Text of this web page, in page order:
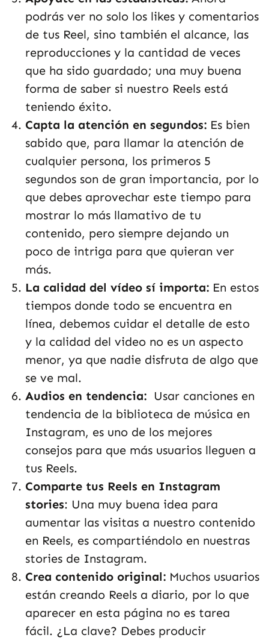
podrás ver no solo los likes y comentarios
de tus Reel, sino también el alcance, las
reproducciones y la cantidad de veces
que ha sido guardado; una muy buena
forma de saber si nuestro Reels está
teniendo éxito.
Capta la atención en segundos: Es bien
sabido que, para llamar la atención de
cualquier persona, los primeros 5
segundos son de gran importancia, por lo
que debes aprovechar este tiempo para
mostrar lo más llamativo de tu
contenido, pero siempre dejando un
poco de intriga para que quieran ver
más.
La calidad del vídeo sí importa: En estos
tiempos donde todo se encuentra en
línea, debemos cuidar el detalle de esto
y la calidad del video no es un aspecto
menor, ya que nadie disfruta de algo que
se ve mal.
Audios en tendencia: Usar canciones en
tendencia de la biblioteca de música en
Instagram, es uno de los mejores
consejos para que más usuarios lleguen a
tus Reels.
Comparte tus Reels en Instagram
stories: Una muy buena idea para
aumentar las visitas a nuestro contenido
en Reels, es compartiéndolo en nuestras
stories de Instagram.
Crea contenido original: Muchos usuarios
están creando Reels a diario, por lo que
aparecer en esta página no es tarea
fácil. ¿La clave? Debes producir